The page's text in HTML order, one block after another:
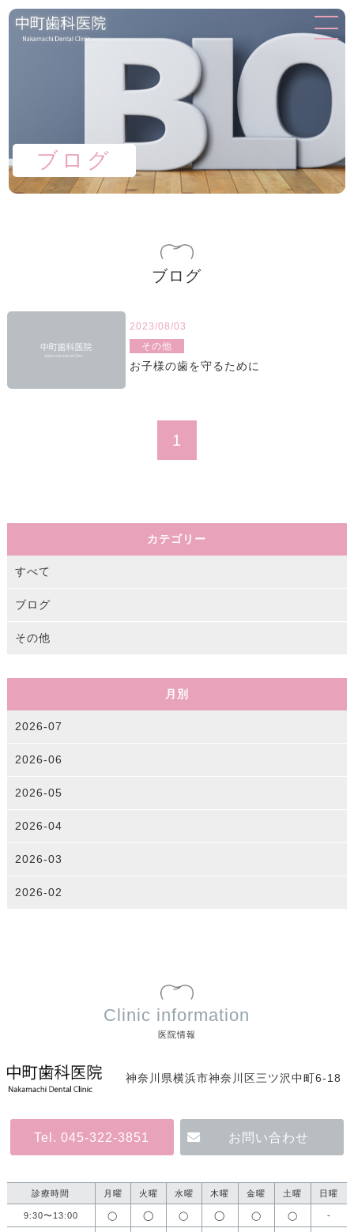
ブログ
ブログ
2023/08/03
その他
お子様の歯を守るために
1
カテゴリー
すべて
ブログ
その他
月別
2026-07
2026-06
2026-05
2026-04
2026-03
2026-02
Clinic information
医院情報
神奈川県横浜市神奈川区三ツ沢中町6-18
Tel. 045-322-3851 お問い合わせ
診療時間 月曜 火曜 水曜 木曜 金曜 土曜 日曜
9:30〜13:00 ◯ ◯ ◯ ◯ ◯ ◯ -